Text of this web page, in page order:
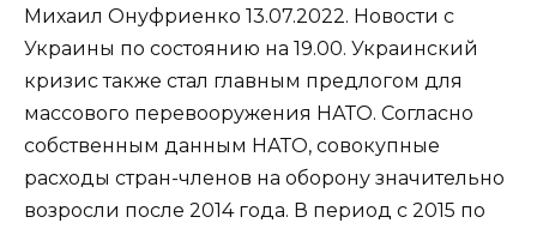
Михаил Онуфриенко 13.07.2022. Новости с
Украины по состоянию на 19.00. Украинский
кризис также стал главным предлогом для
массового перевооружения НАТО. Согласно
собственным данным НАТО, совокупные
расходы стран-членов на оборону значительно
возросли после 2014 года. В период с 2015 по